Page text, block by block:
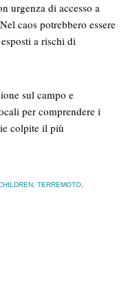
urgenza di accesso a
caos potrebbero essere
a rischi di
sul campo e
per comprendere i
colpite il più
, TERREMOTO,